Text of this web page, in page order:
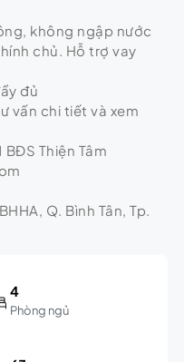
không ngập nước
chủ. Hỗ trợ vay
đủ
vấn chi tiết và xem
Thiện Tâm
Q. Bình Tân, Tp.
4
Phòng ngủ